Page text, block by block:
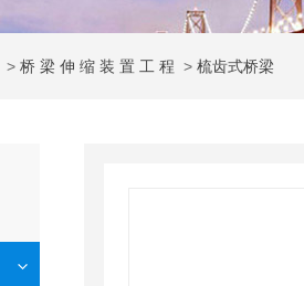
> 桥 梁 伸 缩 装 置 工 程 > 梳齿式桥梁